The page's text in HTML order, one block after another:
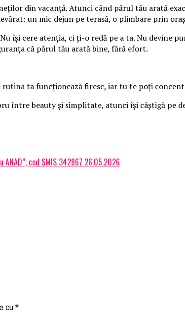
din vacanță. Atunci când părul tău arată
un mic dejun pe terasă, o plimbare prin
își cere atenția, ci ți-o redă pe a ta. Nu devine
că părul tău arată bine, fără efort.
ta funcționează firesc, iar tu te poți
între beauty și simplitate, atunci își câștigă pe
cod SMIS 342867 26.05.2026
cu *